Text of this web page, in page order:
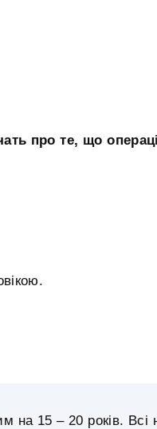
про те, що
на 15 – 20 років. Всі